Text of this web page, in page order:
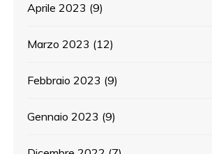
Aprile 2023 (9)
Marzo 2023 (12)
Febbraio 2023 (9)
Gennaio 2023 (9)